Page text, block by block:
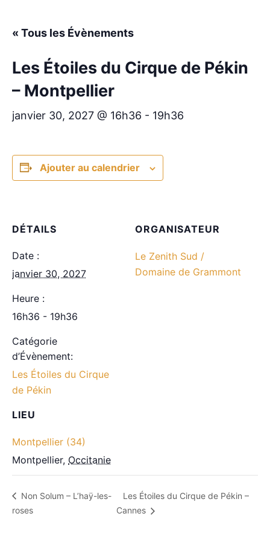
« Tous les Évènements
Les Étoiles du Cirque de Pékin
– Montpellier
janvier 30, 2027 @ 16h36 - 19h36
Ajouter au calendrier
DÉTAILS
Date :
janvier 30, 2027
Heure :
16h36 - 19h36
Catégorie
d’Évènement:
Les Étoiles du Cirque
de Pékin
LIEU
Montpellier (34)
Montpellier, Occitanie
ORGANISATEUR
Le Zenith Sud /
Domaine de Grammont
Non Solum – L’haÿ-les-
roses
Les Étoiles du Cirque de Pékin –
Cannes